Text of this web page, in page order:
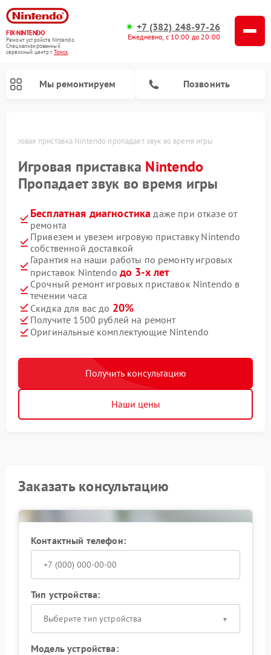
FIX-NINTENDO
Ремонт устройств Nintendo
Специализированный
cервисный центр г.Томск
+7 (382) 248-97-26
Ежедневно, с 10:00 до 20:00
Мы ремонтируем Позвонить
Игровая приставка Nintendo пропадает звук во время игры
Игровая приставка Nintendo
Пропадает звук во время игры
Бесплатная диагностика даже при отказе от
ремонта
Привезем и увезем игровую приставку Nintendo
собственной доставкой
Гарантия на наши работы по ремонту игровых
приставок Nintendo до 3-х лет
Срочный ремонт игровых приставок Nintendo в
течении часа
Скидка для вас до 20%
Получите 1500 рублей на ремонт
Оригинальные комплектующие Nintendo
Получить консультацию
Наши цены
Заказать консультацию
Контактный телефон:
Тип устройства:
Выберите тип устройства
Модель устройства: